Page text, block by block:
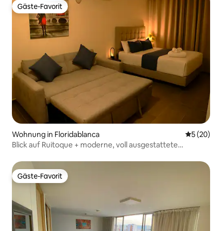
Gäste-Favorit
Gäste-Favorit
Wohnung in Floridablanca
5 (20)
Blick auf Ruitoque + moderne, voll ausgestattete
Gäste-Favorit
Gäste-Favorit